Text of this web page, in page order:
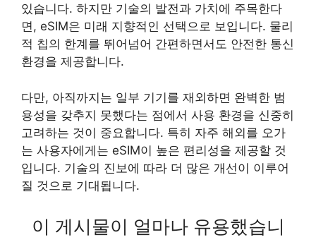
있습니다. 하지만 기술의 발전과 가치에 주목한다
면, eSIM은 미래 지향적인 선택으로 보입니다. 물리
적 칩의 한계를 뛰어넘어 간편하면서도 안전한 통신
환경을 제공합니다.
다만, 아직까지는 일부 기기를 재외하면 완벽한 범
용성을 갖추지 못했다는 점에서 사용 환경을 신중히
고려하는 것이 중요합니다. 특히 자주 해외를 오가
는 사용자에게는 eSIM이 높은 편리성을 제공할 것
입니다. 기술의 진보에 따라 더 많은 개선이 이루어
질 것으로 기대됩니다.
이 게시물이 얼마나 유용했습니